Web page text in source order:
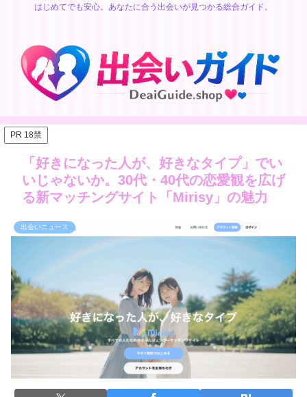
はじめてでも安心。あなたに合う出会いが見つかる総合ガイド。
PR 18禁
「好きになった人が、好きなタイプ」でい
いじゃないか。30代・40代の恋愛観を広げ
る新マッチングサイト「Mirisy」の魅力
出会いニュース